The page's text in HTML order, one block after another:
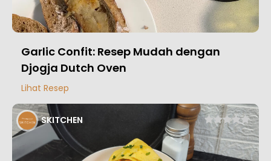
Garlic Confit: Resep Mudah dengan
Djogja Dutch Oven
Lihat Resep
SKITCHEN